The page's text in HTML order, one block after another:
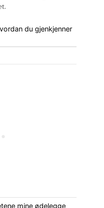
du gjenkjenner
mine ødelegge